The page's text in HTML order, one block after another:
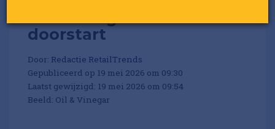
doorstart
Door: Redactie RetailTrends
Gepubliceerd op 19 mei 2026 om 09:30
Laatst gewijzigd: 19 mei 2026 om 09:54
Beeld: Oil & Vinegar